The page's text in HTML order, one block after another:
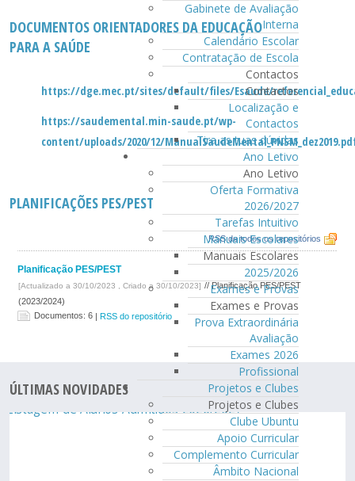
Gabinete de Avaliação
Interna
Calendário Escolar
Contratação de Escola
Contactos
Contactos
Localização e
Contactos
Tira as tuas dúvidas
Ano Letivo
Ano Letivo
Oferta Formativa
2026/2027
Tarefas Intuitivo
Manuais Escolares
Manuais Escolares
2025/2026
Exames e Provas
Exames e Provas
Prova Extraordinária
Avaliação
Exames 2026
Profissional
Projetos e Clubes
Projetos e Clubes
Clube Ubuntu
Apoio Curricular
Complemento Curricular
Âmbito Nacional
DOCUMENTOS ORIENTADORES DA EDUCAÇÃO
PARA A SAÚDE
https://dge.mec.pt/sites/default/files/Esaude/
https://saudemental.min-saude.pt/wp-
content/uploads/2020/12/
PLANIFICAÇÕES PES/PEST
RSS de todos os repositórios
Planificação PES/PEST
[Actualizado a 30/10/2023 , Criado a 30/10/2023] // Planificação PES/PEST
(2023/2024)
Documentos: 6 | RSS do repositório
ÚLTIMAS NOVIDADES